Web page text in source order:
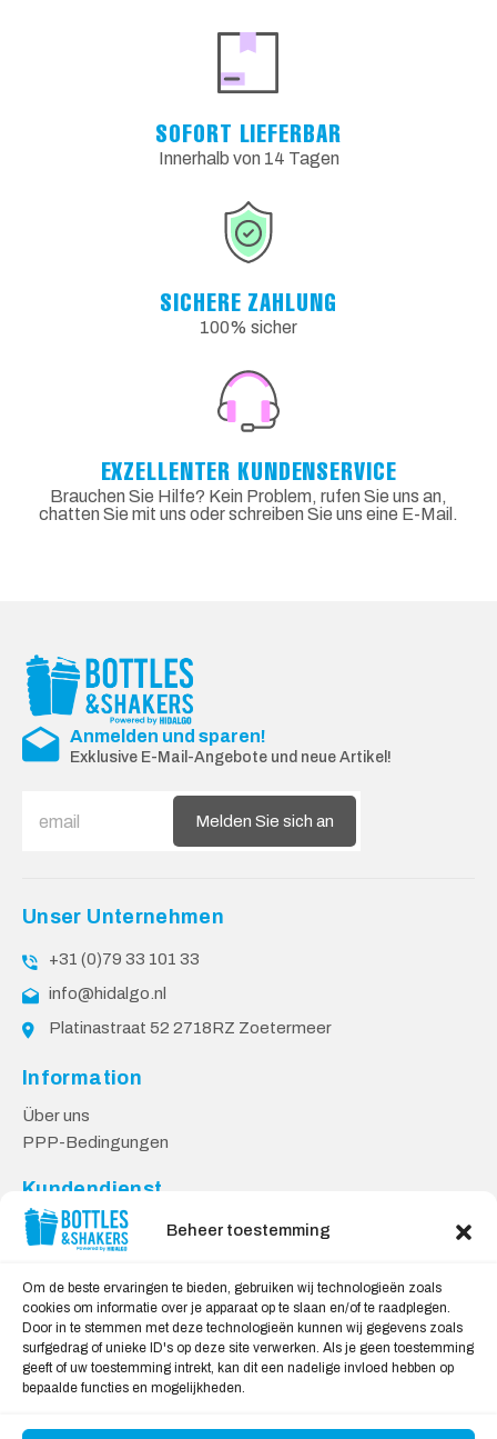
Beheer toestemming
Om de beste ervaringen te bieden, gebruiken wij technologieën zoals
cookies om informatie over je apparaat op te slaan en/of te raadplegen.
Door in te stemmen met deze technologieën kunnen wij gegevens zoals
surfgedrag of unieke ID's op deze site verwerken. Als je geen toestemming
geeft of uw toestemming intrekt, kan dit een nadelige invloed hebben op
bepaalde functies en mogelijkheden.
SOFORT LIEFERBAR
Innerhalb von 14 Tagen
SICHERE ZAHLUNG
100% sicher
EXZELLENTER KUNDENSERVICE
Brauchen Sie Hilfe? Kein Problem, rufen Sie uns an,
chatten Sie mit uns oder schreiben Sie uns eine E-Mail.
Anmelden und sparen!
Exklusive E-Mail-Angebote und neue Artikel!
Melden Sie sich an
Unser Unternehmen
+31 (0)79 33 101 33
info@hidalgo.nl
Platinastraat 52 2718RZ Zoetermeer
Information
Über uns
PPP-Bedingungen
Kundendienst
Kontakt
Lieferung & Rücksendungen
Datenschutzbestimmungen
Sicheres Einkaufen
Mein Konto